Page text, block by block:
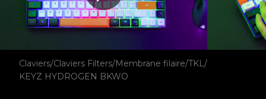
Claviers/Claviers Filters/Membrane filaire/TKL /
KEYZ HYDROGEN BKWO